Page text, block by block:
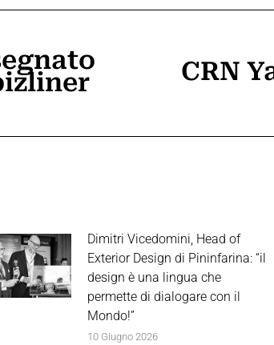
Prossimo
CRN
Dimitri Vicedomini, Head of
Exterior Design di Pininfarina: “il
design è una lingua che
permette di dialogare con il
Mondo!”
10 Giugno 2026